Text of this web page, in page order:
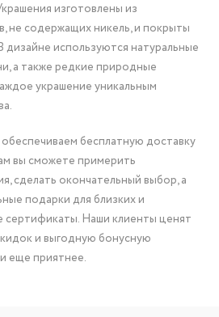
изготовлены из
не содержащих никель, и покрыты
используются натуральные
а также редкие природные
украшение уникальным
бесплатную доставку
вы сможете примерить
сделать окончательный выбор, а
подарки для близких и
Наши клиенты ценят
и выгодную бонусную
еще приятнее.